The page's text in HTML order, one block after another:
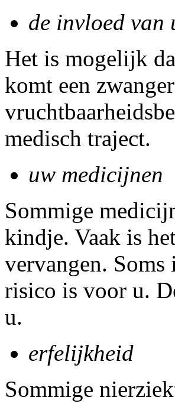
de invloed van
Het is mogelijk
komt een
medisch traject.
uw medicijnen
Sommige
kindje. Vaak is
vervangen. Soms
risico is voor u.
u.
erfelijkheid
Sommige